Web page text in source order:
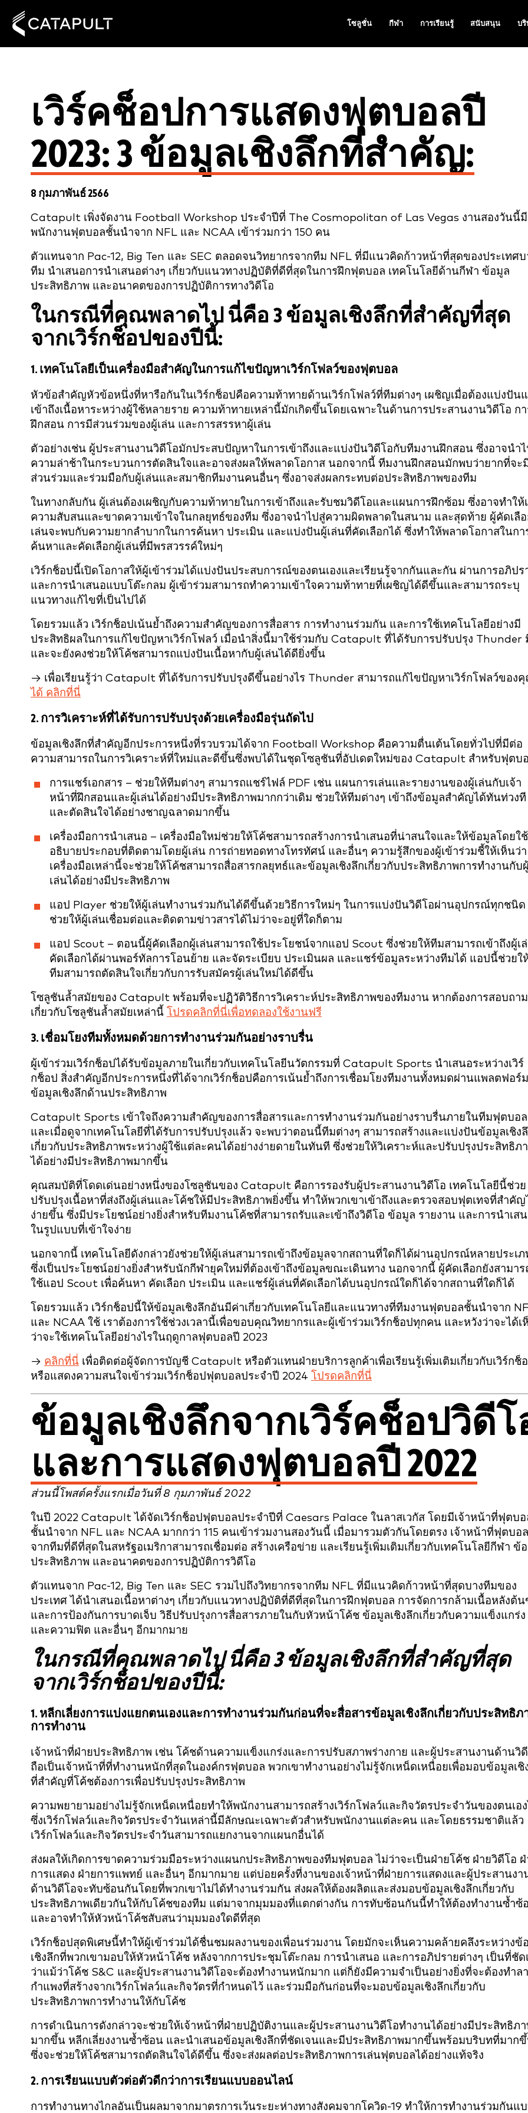
โซลูชั่น กีฬา การเรียนรู้ สนับสนุน บริ
เวิร์คช็อปการแสดงฟุตบอลปี
2023: 3 ข้อมูลเชิงลึกที่สำคัญ:
8 กุมภาพันธ์ 2566
Catapult เพิ่งจัดงาน Football Workshop ประจำปีที่ The Cosmopolitan of Las Vegas งานสองวันนี้มี
พนักงานฟุตบอลชั้นนำจาก NFL และ NCAA เข้าร่วมกว่า 150 คน
ตัวแทนจาก Pac-12, Big Ten และ SEC ตลอดจนวิทยากรจากทีม NFL ที่มีแนวคิดก้าวหน้าที่สุดของประเทศบ
ทีม นำเสนอการนำเสนอต่างๆ เกี่ยวกับแนวทางปฏิบัติที่ดีที่สุดในการฝึกฟุตบอล เทคโนโลยีด้านกีฬา ข้อมูล
ประสิทธิภาพ และอนาคตของการปฏิบัติการทางวิดีโอ
ในกรณีที่คุณพลาดไป นี่คือ 3 ข้อมูลเชิงลึกที่สำคัญที่สุด
จากเวิร์กช็อปของปีนี้:
1. เทคโนโลยีเป็นเครื่องมือสำคัญในการแก้ไขปัญหาเวิร์กโฟลว์ของฟุตบอล
หัวข้อสำคัญหัวข้อหนึ่งที่หารือกันในเวิร์กช็อปคือความท้าทายด้านเวิร์กโฟลว์ที่ทีมต่างๆ เผชิญเมื่อต้องแบ่งปัน
เข้าถึงเนื้อหาระหว่างผู้ใช้หลายราย ความท้าทายเหล่านี้มักเกิดขึ้นโดยเฉพาะในด้านการประสานงานวิดีโอ ก
ฝึกสอน การมีส่วนร่วมของผู้เล่น และการสรรหาผู้เล่น
ตัวอย่างเช่น ผู้ประสานงานวิดีโอมักประสบปัญหาในการเข้าถึงและแบ่งปันวิดีโอกับทีมงานฝึกสอน ซึ่งอาจนำ
ความล่าช้าในกระบวนการตัดสินใจและอาจส่งผลให้พลาดโอกาส นอกจากนี้ ทีมงานฝึกสอนมักพบว่ายากที่จะ
ส่วนร่วมและร่วมมือกับผู้เล่นและสมาชิกทีมงานคนอื่นๆ ซึ่งอาจส่งผลกระทบต่อประสิทธิภาพของทีม
ในทางกลับกัน ผู้เล่นต้องเผชิญกับความท้าทายในการเข้าถึงและรับชมวิดีโอและแผนการฝึกซ้อม ซึ่งอาจทำให้
ความสับสนและขาดความเข้าใจในกลยุทธ์ของทีม ซึ่งอาจนำไปสู่ความผิดพลาดในสนาม และสุดท้าย ผู้คัดเลื
เล่นจะพบกับความยากลำบากในการค้นหา ประเมิน และแบ่งปันผู้เล่นที่คัดเลือกได้ ซึ่งทำให้พลาดโอกาสในกา
ค้นหาและคัดเลือกผู้เล่นที่มีพรสวรรค์ใหม่ๆ
เวิร์กช็อปนี้เปิดโอกาสให้ผู้เข้าร่วมได้แบ่งปันประสบการณ์ของตนเองและเรียนรู้จากกันและกัน ผ่านการอภิปร
และการนำเสนอแบบโต๊ะกลม ผู้เข้าร่วมสามารถทำความเข้าใจความท้าทายที่เผชิญได้ดีขึ้นและสามารถระบุ
แนวทางแก้ไขที่เป็นไปได้
โดยรวมแล้ว เวิร์กช็อปเน้นย้ำถึงความสำคัญของการสื่อสาร การทำงานร่วมกัน และการใช้เทคโนโลยีอย่างมี
ประสิทธิผลในการแก้ไขปัญหาเวิร์กโฟลว์ เมื่อนำสิ่งนี้มาใช้ร่วมกับ Catapult ที่ได้รับการปรับปรุง Thunder
และจะยังคงช่วยให้โค้ชสามารถแบ่งปันเนื้อหากับผู้เล่นได้ดียิ่งขึ้น
→ เพื่อเรียนรู้ว่า Catapult ที่ได้รับการปรับปรุงดีขึ้นอย่างไร Thunder สามารถแก้ไขปัญหาเวิร์กโฟลว์ของ
ได้ คลิกที่นี่
2. การวิเคราะห์ที่ได้รับการปรับปรุงด้วยเครื่องมือรุ่นถัดไป
ข้อมูลเชิงลึกที่สำคัญอีกประการหนึ่งที่รวบรวมได้จาก Football Workshop คือความตื่นเต้นโดยทั่วไปที่มีต่อ
ความสามารถในการวิเคราะห์ที่ใหม่และดีขึ้นซึ่งพบได้ในชุดโซลูชันที่อัปเดตใหม่ของ Catapult สำหรับฟุตบ
การแชร์เอกสาร – ช่วยให้ทีมต่างๆ สามารถแชร์ไฟล์ PDF เช่น แผนการเล่นและรายงานของผู้เล่นกับเจ้า
หน้าที่ฝึกสอนและผู้เล่นได้อย่างมีประสิทธิภาพมากกว่าเดิม ช่วยให้ทีมต่างๆ เข้าถึงข้อมูลสำคัญได้ทันท่วงที
และตัดสินใจได้อย่างชาญฉลาดมากขึ้น
เครื่องมือการนำเสนอ – เครื่องมือใหม่ช่วยให้โค้ชสามารถสร้างการนำเสนอที่น่าสนใจและให้ข้อมูลโดยใ
อธิบายประกอบที่ติดตามโดยผู้เล่น การถ่ายทอดทางโทรทัศน์ และอื่นๆ ความรู้สึกของผู้เข้าร่วมชี้ให้เห็นว่า
เครื่องมือเหล่านี้จะช่วยให้โค้ชสามารถสื่อสารกลยุทธ์และข้อมูลเชิงลึกเกี่ยวกับประสิทธิภาพการทำงานกับผู้
เล่นได้อย่างมีประสิทธิภาพ
แอป Player ช่วยให้ผู้เล่นทำงานร่วมกันได้ดีขึ้นด้วยวิธีการใหม่ๆ ในการแบ่งปันวิดีโอผ่านอุปกรณ์ทุกชนิด
ช่วยให้ผู้เล่นเชื่อมต่อและติดตามข่าวสารได้ไม่ว่าจะอยู่ที่ใดก็ตาม
แอป Scout – ตอนนี้ผู้คัดเลือกผู้เล่นสามารถใช้ประโยชน์จากแอป Scout ซึ่งช่วยให้ทีมสามารถเข้าถึงผู้เ
คัดเลือกได้ผ่านพอร์ทัลการโอนย้าย และจัดระเบียบ ประเมินผล และแชร์ข้อมูลระหว่างทีมได้ แอปนี้ช่วยใ
ทีมสามารถตัดสินใจเกี่ยวกับการรับสมัครผู้เล่นใหม่ได้ดีขึ้น
โซลูชันล้ำสมัยของ Catapult พร้อมที่จะปฏิวัติวิธีการวิเคราะห์ประสิทธิภาพของทีมงาน หากต้องการสอบถาม
เกี่ยวกับโซลูชันล้ำสมัยเหล่านี้ โปรดคลิกที่นี่เพื่อทดลองใช้งานฟรี
3. เชื่อมโยงทีมทั้งหมดด้วยการทำงานร่วมกันอย่างราบรื่น
ผู้เข้าร่วมเวิร์กช็อปได้รับข้อมูลภายในเกี่ยวกับเทคโนโลยีนวัตกรรมที่ Catapult Sports นำเสนอระหว่างเวิร์
กช็อป สิ่งสำคัญอีกประการหนึ่งที่ได้จากเวิร์กช็อปคือการเน้นย้ำถึงการเชื่อมโยงทีมงานทั้งหมดผ่านแพลตฟอร์ม
ข้อมูลเชิงลึกด้านประสิทธิภาพ
Catapult Sports เข้าใจถึงความสำคัญของการสื่อสารและการทำงานร่วมกันอย่างราบรื่นภายในทีมฟุตบอล
และเมื่อดูจากเทคโนโลยีที่ได้รับการปรับปรุงแล้ว จะพบว่าตอนนี้ทีมต่างๆ สามารถสร้างและแบ่งปันข้อมูลเชิง
เกี่ยวกับประสิทธิภาพระหว่างผู้ใช้แต่ละคนได้อย่างง่ายดายในทันที ซึ่งช่วยให้วิเคราะห์และปรับปรุงประสิทธิภ
ได้อย่างมีประสิทธิภาพมากขึ้น
คุณสมบัติที่โดดเด่นอย่างหนึ่งของโซลูชันของ Catapult คือการรองรับผู้ประสานงานวิดีโอ เทคโนโลยีนี้ช่วย
ปรับปรุงเนื้อหาที่ส่งถึงผู้เล่นและโค้ชให้มีประสิทธิภาพยิ่งขึ้น ทำให้พวกเขาเข้าถึงและตรวจสอบฟุตเทจที่สำคัญ
ง่ายขึ้น ซึ่งมีประโยชน์อย่างยิ่งสำหรับทีมงานโค้ชที่สามารถรับและเข้าถึงวิดีโอ ข้อมูล รายงาน และการนำเส
ในรูปแบบที่เข้าใจง่าย
นอกจากนี้ เทคโนโลยีดังกล่าวยังช่วยให้ผู้เล่นสามารถเข้าถึงข้อมูลจากสถานที่ใดก็ได้ผ่านอุปกรณ์หลายประเภ
ซึ่งเป็นประโยชน์อย่างยิ่งสำหรับนักกีฬายุคใหม่ที่ต้องเข้าถึงข้อมูลขณะเดินทาง นอกจากนี้ ผู้คัดเลือกยังสามาร
ใช้แอป Scout เพื่อค้นหา คัดเลือก ประเมิน และแชร์ผู้เล่นที่คัดเลือกได้บนอุปกรณ์ใดก็ได้จากสถานที่ใดก็ได้
โดยรวมแล้ว เวิร์กช็อปนี้ให้ข้อมูลเชิงลึกอันมีค่าเกี่ยวกับเทคโนโลยีและแนวทางที่ทีมงานฟุตบอลชั้นนำจาก
และ NCAA ใช้ เราต้องการใช้ช่วงเวลานี้เพื่อขอบคุณวิทยากรและผู้เข้าร่วมเวิร์กช็อปทุกคน และหวังว่าจะได้เ
ว่าจะใช้เทคโนโลยีอย่างไรในฤดูกาลฟุตบอลปี 2023
→ คลิกที่นี่ เพื่อติดต่อผู้จัดการบัญชี Catapult หรือตัวแทนฝ่ายบริการลูกค้าเพื่อเรียนรู้เพิ่มเติมเกี่ยวกับเวิร์กช็
หรือแสดงความสนใจเข้าร่วมเวิร์กช็อปฟุตบอลประจำปี 2024 โปรดคลิกที่นี่
ข้อมูลเชิงลึกจากเวิร์คช็อปวิดีโ
และการแสดงฟุตบอลปี 2022
ส่วนนี้โพสต์ครั้งแรกเมื่อวันที่ 8 กุมภาพันธ์ 2022
ในปี 2022 Catapult ได้จัดเวิร์กช็อปฟุตบอลประจำปีที่ Caesars Palace ในลาสเวกัส โดยมีเจ้าหน้าที่ฟุตบอ
ชั้นนำจาก NFL และ NCAA มากกว่า 115 คนเข้าร่วมงานสองวันนี้ เมื่อมารวมตัวกันโดยตรง เจ้าหน้าที่ฟุตบอล
จากทีมที่ดีที่สุดในสหรัฐอเมริกาสามารถเชื่อมต่อ สร้างเครือข่าย และเรียนรู้เพิ่มเติมเกี่ยวกับเทคโนโลยีกีฬา ข้
ประสิทธิภาพ และอนาคตของการปฏิบัติการวิดีโอ
ตัวแทนจาก Pac-12, Big Ten และ SEC รวมไปถึงวิทยากรจากทีม NFL ที่มีแนวคิดก้าวหน้าที่สุดบางทีมของ
ประเทศ ได้นำเสนอเนื้อหาต่างๆ เกี่ยวกับแนวทางปฏิบัติที่ดีที่สุดในการฝึกฟุตบอล การจัดการกล้ามเนื้อหลังต้น
และการป้องกันการบาดเจ็บ วิธีปรับปรุงการสื่อสารภายในกับหัวหน้าโค้ช ข้อมูลเชิงลึกเกี่ยวกับความแข็งแกร่ง
และความฟิต และอื่นๆ อีกมากมาย
ในกรณีที่คุณพลาดไป นี่คือ 3 ข้อมูลเชิงลึกที่สำคัญที่สุด
จากเวิร์กช็อปของปีนี้:
1. หลีกเลี่ยงการแบ่งแยกตนเองและการทำงานร่วมกันก่อนที่จะสื่อสารข้อมูลเชิงลึกเกี่ยวกับประสิทธิภ
การทำงาน
เจ้าหน้าที่ฝ่ายประสิทธิภาพ เช่น โค้ชด้านความแข็งแกร่งและการปรับสภาพร่างกาย และผู้ประสานงานด้านวิ
ถือเป็นเจ้าหน้าที่ที่ทำงานหนักที่สุดในองค์กรฟุตบอล พวกเขาทำงานอย่างไม่รู้จักเหน็ดเหนื่อยเพื่อมอบข้อมูลเชิ
ที่สำคัญที่โค้ชต้องการเพื่อปรับปรุงประสิทธิภาพ
ความพยายามอย่างไม่รู้จักเหน็ดเหนื่อยทำให้พนักงานสามารถสร้างเวิร์กโฟลว์และกิจวัตรประจำวันของตนเอ
ซึ่งเวิร์กโฟลว์และกิจวัตรประจำวันเหล่านี้มีลักษณะเฉพาะตัวสำหรับพนักงานแต่ละคน และโดยธรรมชาติแล้ว
เวิร์กโฟลว์และกิจวัตรประจำวันสามารถแยกงานจากแผนกอื่นได้
ส่งผลให้เกิดการขาดความร่วมมือระหว่างแผนกประสิทธิภาพของทีมฟุตบอล ไม่ว่าจะเป็นฝ่ายโค้ช ฝ่ายวิดีโอ ฝ่
การแสดง ฝ่ายการแพทย์ และอื่นๆ อีกมากมาย แต่บ่อยครั้งที่งานของเจ้าหน้าที่ฝ่ายการแสดงและผู้ประสานงา
ด้านวิดีโอจะทับซ้อนกันโดยที่พวกเขาไม่ได้ทำงานร่วมกัน ส่งผลให้ต้องผลิตและส่งมอบข้อมูลเชิงลึกเกี่ยวกับ
ประสิทธิภาพเดียวกันให้กับโค้ชของทีม แต่มาจากมุมมองที่แตกต่างกัน การทับซ้อนกันนี้ทำให้ต้องทำงานซ้ำซ้
และอาจทำให้หัวหน้าโค้ชสับสนว่ามุมมองใดดีที่สุด
เวิร์กช็อปสุดพิเศษนี้ทำให้ผู้เข้าร่วมได้ชื่นชมผลงานของเพื่อนร่วมงาน โดยมักจะเห็นความคล้ายคลึงระหว่างข้
เชิงลึกที่พวกเขามอบให้หัวหน้าโค้ช หลังจากการประชุมโต๊ะกลม การนำเสนอ และการอภิปรายต่างๆ เป็นที่ชัด
ว่าแม้ว่าโค้ช S&C และผู้ประสานงานวิดีโอจะต้องทำงานหนักมาก แต่ก็ยังมีความจำเป็นอย่างยิ่งที่จะต้องทำล
กำแพงที่สร้างจากเวิร์กโฟลว์และกิจวัตรที่กำหนดไว้ และร่วมมือกันก่อนที่จะมอบข้อมูลเชิงลึกเกี่ยวกับ
ประสิทธิภาพการทำงานให้กับโค้ช
การดำเนินการดังกล่าวจะช่วยให้เจ้าหน้าที่ฝ่ายปฏิบัติงานและผู้ประสานงานวิดีโอทำงานได้อย่างมีประสิทธิภ
มากขึ้น หลีกเลี่ยงงานซ้ำซ้อน และนำเสนอข้อมูลเชิงลึกที่ชัดเจนและมีประสิทธิภาพมากขึ้นพร้อมบริบทที่มาก
ซึ่งจะช่วยให้โค้ชสามารถตัดสินใจได้ดีขึ้น ซึ่งจะส่งผลต่อประสิทธิภาพการเล่นฟุตบอลได้อย่างแท้จริง
2. การเรียนแบบตัวต่อตัวดีกว่าการเรียนแบบออนไลน์
การทำงานทางไกลอันเป็นผลมาจากมาตรการเว้นระยะห่างทางสังคมจากโควิด-19 ทำให้การทำงานร่วมกันแ